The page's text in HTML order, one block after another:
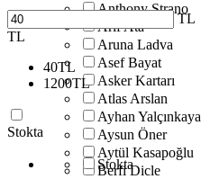
Anthony Strano
Arif Ata
Aruna Ladva
Asef Bayat
Asker Kartarı
Atlas Arslan
Ayhan Yalçınkaya
Aysun Öner
Aytül Kasapoğlu
Berfi Dicle
TL
TL
40TL
1200TL
Stokta
Stokta